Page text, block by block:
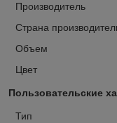
Производитель
Страна
Объем
Цвет
Пользовательские
Тип